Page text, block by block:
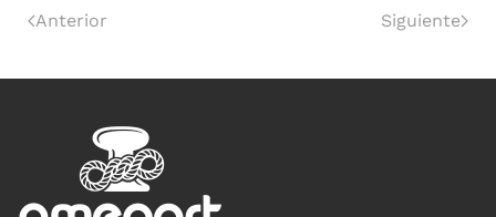
Anterior Siguiente